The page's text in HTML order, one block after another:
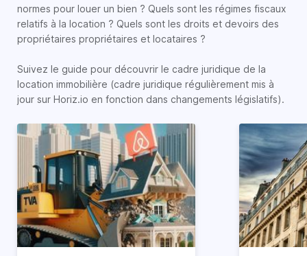
normes pour louer un bien ? Quels sont les régimes fiscaux
relatifs à la location ? Quels sont les droits et devoirs des
propriétaires propriétaires et locataires ?
Suivez le guide pour découvrir le cadre juridique de la
location immobilière (cadre juridique régulièrement mis à
jour sur Horiz.io en fonction dans changements législatifs).